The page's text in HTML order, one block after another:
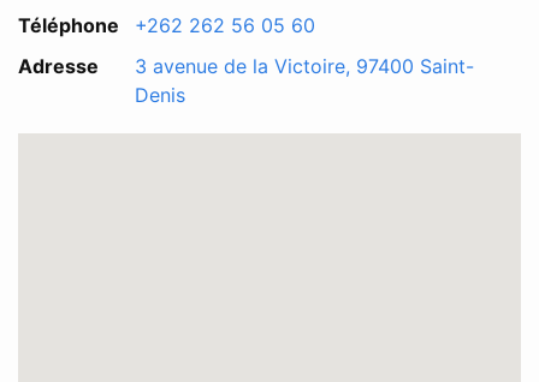
Téléphone
+262 262 56 05 60
Adresse
3 avenue de la Victoire, 97400 Saint-
Denis